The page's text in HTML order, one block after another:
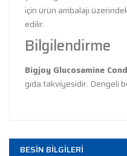
için ürün ambalajı
edilir.
Bilgilendirme
Bigjoy Glucosamine
gıda takviyesidir. Dengeli
Bu ürüne ilk
diğer konularda yetersiz
formunu kullanarak
BESİN BİLGİLERİ